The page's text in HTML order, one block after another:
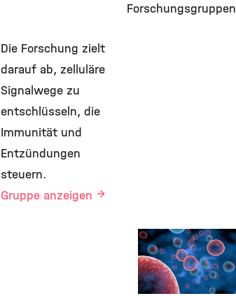
Forschungsgruppen
Labor Krappmann
Signaling and
Immunity
Die Forschung zielt
darauf ab, zelluläre
Signalwege zu
entschlüsseln, die
Immunität und
Entzündungen
steuern.
Gruppe anzeigen